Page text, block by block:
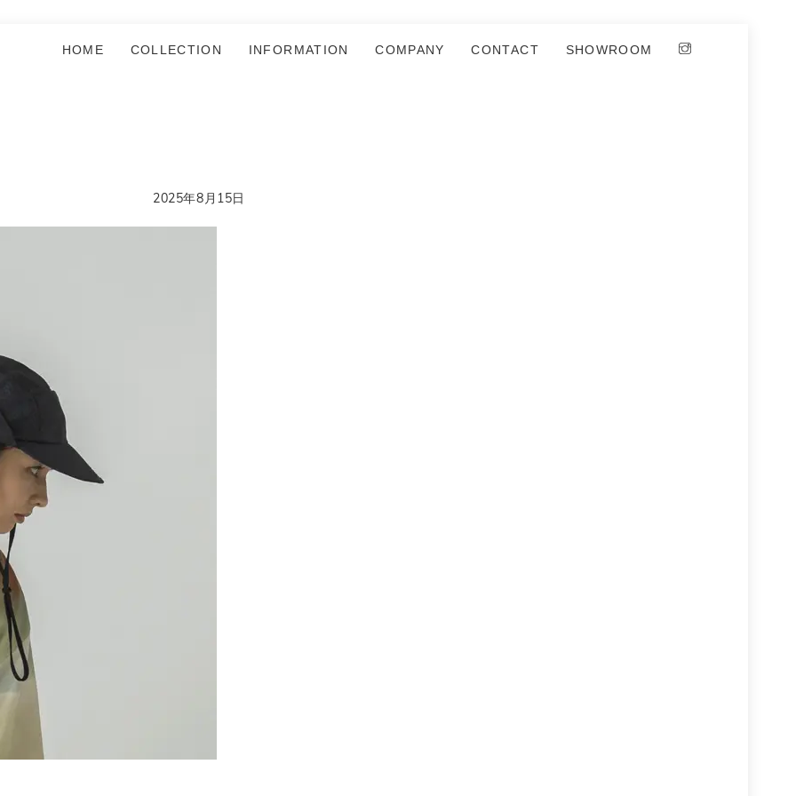
HOME COLLECTION INFORMATION COMPANY CONTACT SHOWROOM
2025年8月15日